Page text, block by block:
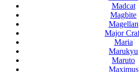
Madcat
Magbite
Magellan
Major
Maria
Marukyu
Maruto
Maximus